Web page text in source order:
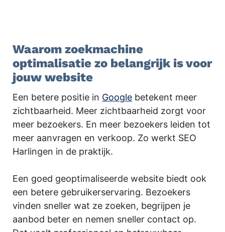
Waarom zoekmachine
optimalisatie zo belangrijk is voor
jouw website
Een betere positie in Google betekent meer
zichtbaarheid. Meer zichtbaarheid zorgt voor
meer bezoekers. En meer bezoekers leiden tot
meer aanvragen en verkoop. Zo werkt SEO
Harlingen in de praktijk.
Een goed geoptimaliseerde website biedt ook
een betere gebruikerservaring. Bezoekers
vinden sneller wat ze zoeken, begrijpen je
aanbod beter en nemen sneller contact op.